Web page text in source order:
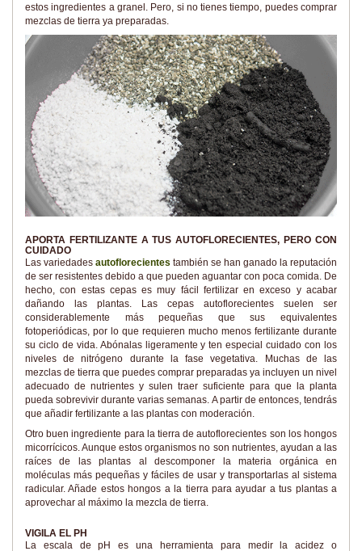
estos ingredientes a granel. Pero, si no tienes tiempo, puedes comprar
mezclas de tierra ya preparadas.
APORTA FERTILIZANTE A TUS AUTOFLORECIENTES, PERO CON
CUIDADO
Las variedades autoflorecientes también se han ganado la reputación
de ser resistentes debido a que pueden aguantar con poca comida. De
hecho, con estas cepas es muy fácil fertilizar en exceso y acabar
dañando las plantas. Las cepas autoflorecientes suelen ser
considerablemente más pequeñas que sus equivalentes
fotoperiódicas, por lo que requieren mucho menos fertilizante durante
su ciclo de vida. Abónalas ligeramente y ten especial cuidado con los
niveles de nitrógeno durante la fase vegetativa. Muchas de las
mezclas de tierra que puedes comprar preparadas ya incluyen un nivel
adecuado de nutrientes y sulen traer suficiente para que la planta
pueda sobrevivir durante varias semanas. A partir de entonces, tendrás
que añadir fertilizante a las plantas con moderación.
Otro buen ingrediente para la tierra de autoflorecientes son los hongos
micorrícicos. Aunque estos organismos no son nutrientes, ayudan a las
raíces de las plantas al descomponer la materia orgánica en
moléculas más pequeñas y fáciles de usar y transportarlas al sistema
radicular. Añade estos hongos a la tierra para ayudar a tus plantas a
aprovechar al máximo la mezcla de tierra.
VIGILA EL PH
La escala de pH es una herramienta para medir la acidez o